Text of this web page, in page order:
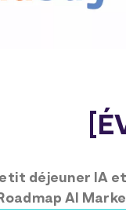
déjeuner IA
AI